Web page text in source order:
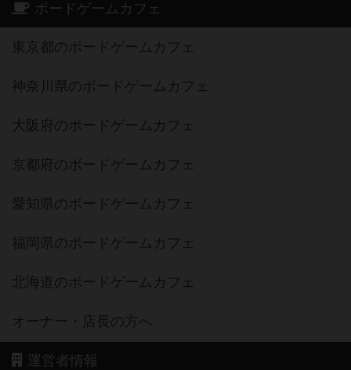
ボードゲームカフェ
東京都のボードゲームカフェ
神奈川県のボードゲームカフェ
大阪府のボードゲームカフェ
京都府のボードゲームカフェ
愛知県のボードゲームカフェ
福岡県のボードゲームカフェ
北海道のボードゲームカフェ
オーナー・店長の方へ
運営者情報